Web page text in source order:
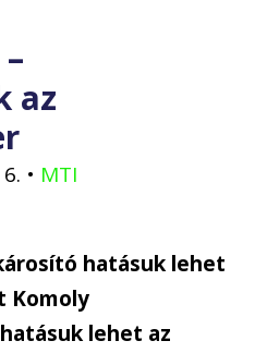
az
• MTI
hatásuk lehet
Komoly
lehet az